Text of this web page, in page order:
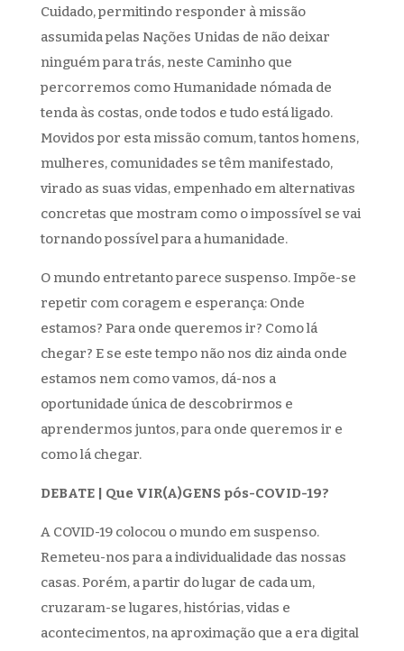
Cuidado, permitindo responder à missão
assumida pelas Nações Unidas de não deixar
ninguém para trás, neste Caminho que
percorremos como Humanidade nómada de
tenda às costas, onde todos e tudo está ligado.
Movidos por esta missão comum, tantos homens,
mulheres, comunidades se têm manifestado,
virado as suas vidas, empenhado em alternativas
concretas que mostram como o impossível se vai
tornando possível para a humanidade.
O mundo entretanto parece suspenso. Impõe-se
repetir com coragem e esperança: Onde
estamos? Para onde queremos ir? Como lá
chegar? E se este tempo não nos diz ainda onde
estamos nem como vamos, dá-nos a
oportunidade única de descobrirmos e
aprendermos juntos, para onde queremos ir e
como lá chegar.
DEBATE | Que VIR(A)GENS pós-COVID-19?
A COVID-19 colocou o mundo em suspenso.
Remeteu-nos para a individualidade das nossas
casas. Porém, a partir do lugar de cada um,
cruzaram-se lugares, histórias, vidas e
acontecimentos, na aproximação que a era digital